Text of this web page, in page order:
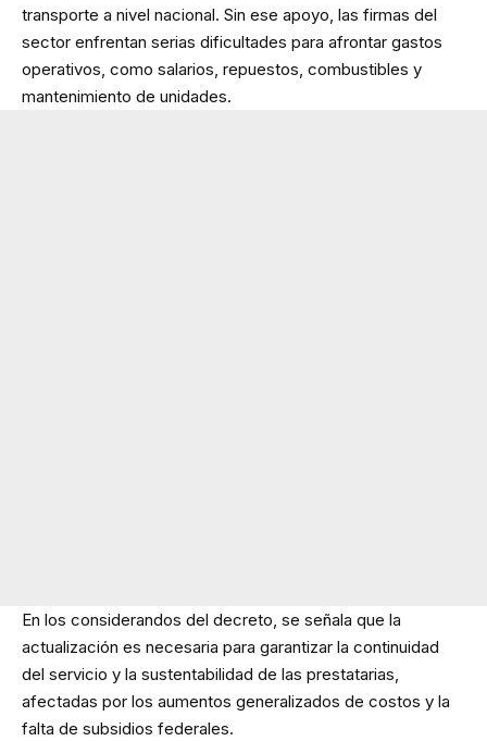
transporte a nivel nacional. Sin ese apoyo, las firmas del
sector enfrentan serias dificultades para afrontar gastos
operativos, como salarios, repuestos, combustibles y
mantenimiento de unidades.
En los considerandos del decreto, se señala que la
actualización es necesaria para garantizar la continuidad
del servicio y la sustentabilidad de las prestatarias,
afectadas por los aumentos generalizados de costos y la
falta de subsidios federales.